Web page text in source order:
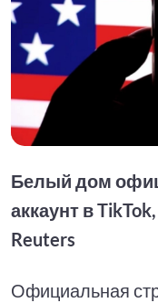
Белый дом
аккаунт в
Reuters
Официальная